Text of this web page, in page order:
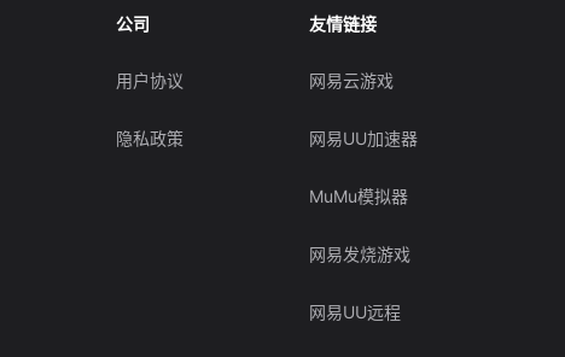
公司
用户协议
隐私政策
友情链接
网易云游戏
网易UU加速器
MuMu模拟器
网易发烧游戏
网易UU远程